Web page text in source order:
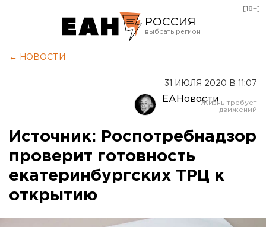
РОССИЯ
Оренбург
[18+]
← НОВОСТИ
31 ИЮЛЯ 2020 В 11:07
ЕАНовости
Источник: Роспотребнадзор
проверит готовность
екатеринбургских ТРЦ к
открытию